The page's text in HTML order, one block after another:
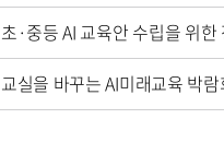
초·중등 AI 교육안 수립을 위한
교실을 바꾸는 AI미래교육 박